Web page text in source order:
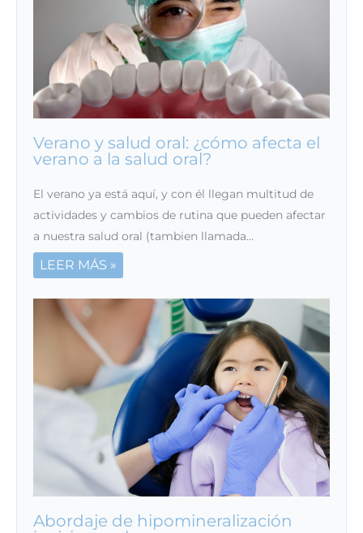
Verano y salud oral: ¿cómo afecta el
verano a la salud oral?
El verano ya está aquí, y con él llegan multitud de
actividades y cambios de rutina que pueden afectar
a nuestra salud oral (tambien llamada…
LEER MÁS »
Abordaje de hipomineralización